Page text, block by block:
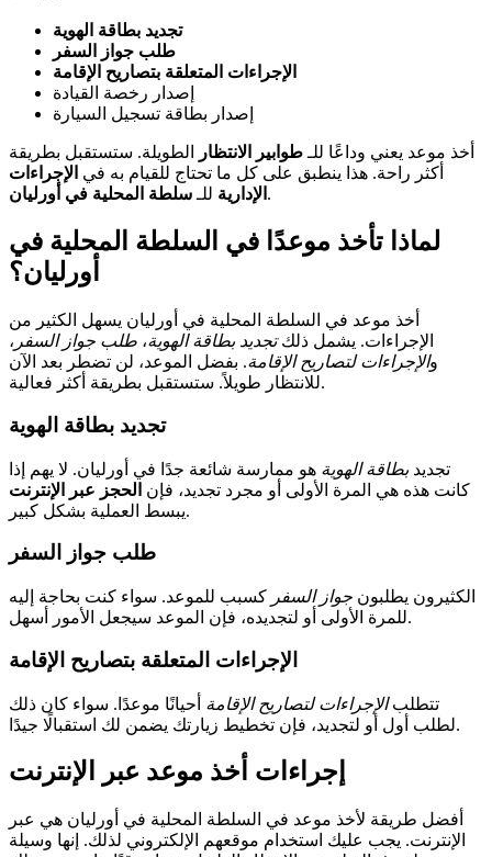
تجديد بطاقة الهوية
طلب جواز السفر
الإجراءات المتعلقة بتصاريح الإقامة
إصدار رخصة القيادة
إصدار بطاقة تسجيل السيارة
أخذ موعد يعني وداعًا للـطوابير الانتظار
الطويلة. ستستقبل بطريقة
أكثر راحة. هذا ينطبق على كل ما تحتاج للقيام به في الإجراءات
الإدارية للـسلطة المحلية في أورليان .
لماذا تأخذ موعدًا في السلطة المحلية في
أورليان؟
أخذ موعد في السلطة المحلية في أورليان يسهل الكثير من
الإجراءات. يشمل ذلكتجديد بطاقة الهوية، طلب جواز السفر ،
والإجراءات لتصاريح الإقامة. بفضل الموعد، لن تضطر بعد الآن
للانتظار طويلاً. ستستقبل بطريقة أكثر فعالية.
تجديد بطاقة الهوية
تجديدبطاقة الهوية هو ممارسة شائعة جدًا في أورليان. لا يهم إذا
كانت هذه هي المرة الأولى أو مجرد تجديد، فإن الحجز عبر الإنترنت
يبسط العملية بشكل كبير.
طلب جواز السفر
الكثيرون يطلبون جواز السفر كسبب للموعد. سواء كنت بحاجة إليه
للمرة الأولى أو لتجديده، فإن الموعد سيجعل الأمور أسهل.
الإجراءات المتعلقة بتصاريح الإقامة
تتطلبالإجراءات لتصاريح الإقامة أحيانًا موعدًا. سواء كان ذلك
لطلب أول أو لتجديد، فإن تخطيط زيارتك يضمن لك استقبالًا جيدًا.
إجراءات أخذ موعد عبر الإنترنت
أفضل طريقة لأخذ موعد في السلطة المحلية في أورليان هي عبر
الإنترنت. يجب عليك استخدام موقعهم الإلكتروني لذلك. إنها وسيلة